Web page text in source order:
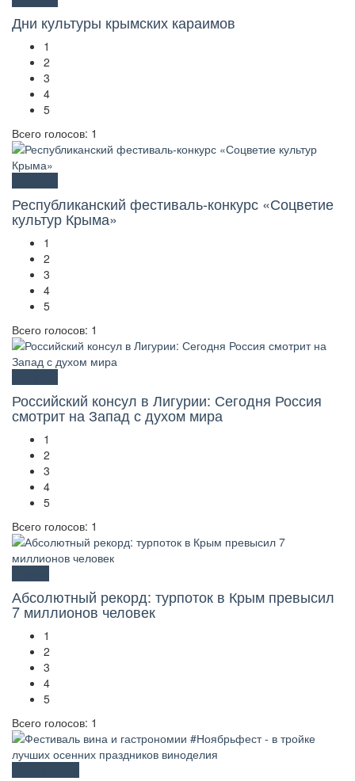
Дни культуры крымских караимов
1
2
3
4
5
Всего голосов: 1
Республиканский фестиваль-конкурс «Соцветие
культур Крыма»
1
2
3
4
5
Всего голосов: 1
Российский консул в Лигурии: Сегодня Россия
смотрит на Запад с духом мира
1
2
3
4
5
Всего голосов: 1
Абсолютный рекорд: турпоток в Крым превысил
7 миллионов человек
1
2
3
4
5
Всего голосов: 1